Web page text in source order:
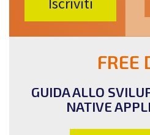
FREE
GUIDA ALLO
NATIVE